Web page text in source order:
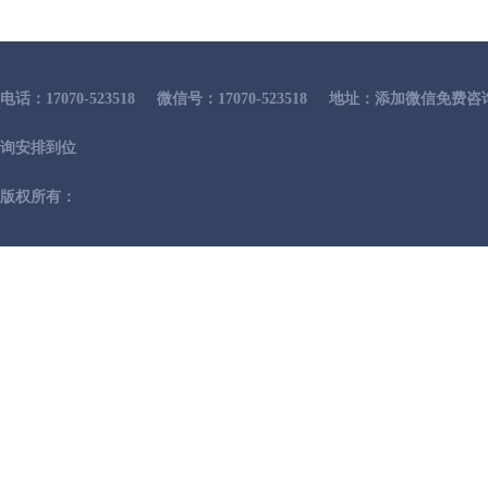
电话：17070-523518 微信号：17070-523518 地址：添加微信免费
询安排到位
版权所有：